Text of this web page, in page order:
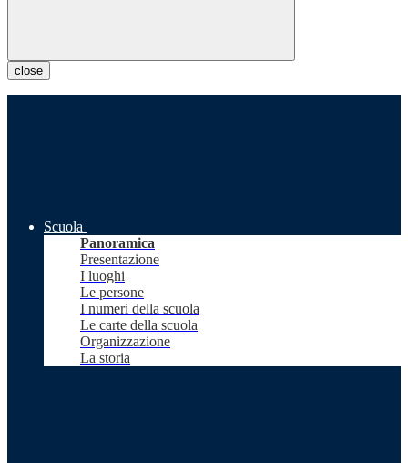
close
Scuola
Panoramica
Presentazione
I luoghi
Le persone
I numeri della scuola
Le carte della scuola
Organizzazione
La storia